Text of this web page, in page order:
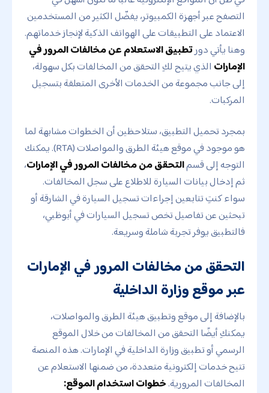
التصفح عبر أجهزة الكمبيوتر، يفضّل الكثير من المستخدمين
الاعتماد على التطبيقات على الهواتف الذكية لإنجاز خدماتهم.
وهنا يأتي دورتطبيق الاستعلام عن مخالفات المرور في
الإمارات الذي يتيح لكِ التحقق من المخالفات بكل سهولة،
إلى جانب مجموعة من الخدمات الأخرى المتعلقة بتسجيل
المركبات.
بمجرد تحميل التطبيق، ستلاحظين أن الخطوات مشابهة لما
هو موجود في موقع هيئة الطرق والمواصلات (RTA). يمكنك
التوجه إلى قسمالتحقق من مخالفات المرور في الإمارات،
ثم إدخال بيانات السيارة للاطلاع على سجل المخالفات.
سواء كنتِ تتابعين إجراءات تسجيل السيارة في الشارقة أو
تبحثين عن تفاصيل تخص تسجيل السيارات في أبوظبي،
فالتطبيق يوفر تجربة شاملة وسريعة.
التحقق من مخالفات المرور في الإمارات
عبر موقع وزارة الداخلية
بالإضافة إلى موقع وتطبيق هيئة الطرق والمواصلات،
يمكنكِ أيضًا التحقق من المخالفات من خلال الموقع
الرسمي أو تطبيق وزارة الداخلية في الإمارات. هذه المنصة
تتيح خدمات إلكترونية متعددة، من ضمنها الاستعلام عن
المخالفات المرورية.خطوات استخدام الموقع: